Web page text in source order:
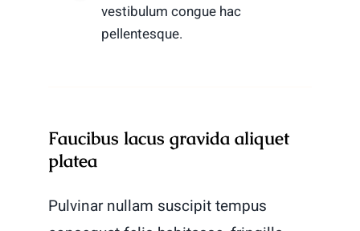
vestibulum congue hac
pellentesque.
Faucibus lacus gravida aliquet
platea
Pulvinar nullam suscipit tempus